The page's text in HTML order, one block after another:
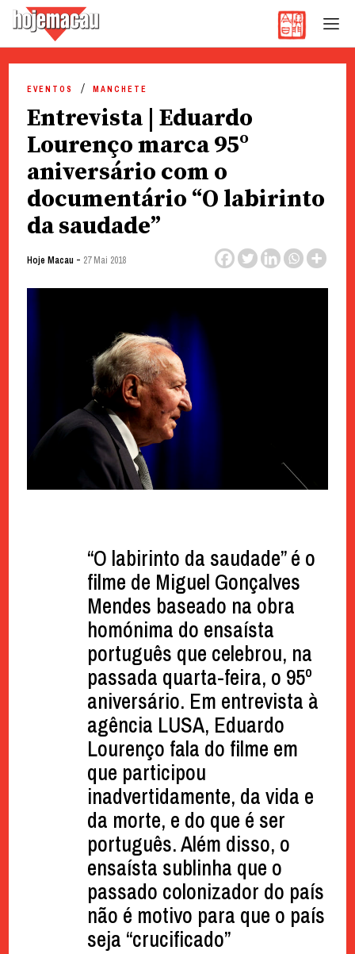
content
EVENTOS MANCHETE
Entrevista | Eduardo
Lourenço marca 95º
aniversário com o
documentário “O labirinto
da saudade”
Hoje Macau - 27 Mai 2018
“O labirinto da saudade” é o
filme de Miguel Gonçalves
Mendes baseado na obra
homónima do ensaísta
português que celebrou, na
passada quarta-feira, o 95º
aniversário. Em entrevista à
agência LUSA, Eduardo
Lourenço fala do filme em
que participou
inadvertidamente, da vida e
da morte, e do que é ser
português. Além disso, o
ensaísta sublinha que o
passado colonizador do país
não é motivo para que o país
seja “crucificado”